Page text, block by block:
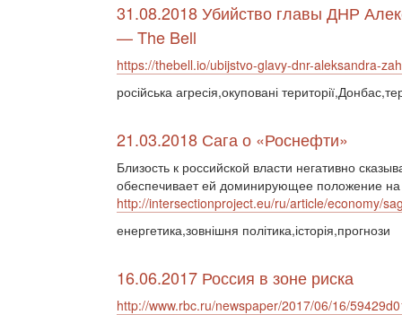
31.08.2018 Убийство главы ДНР
— The Bell
https://thebell.io/ubijstvo-glavy-dnr-aleksandra-
російська агресія,окуповані
21.03.2018 Сага о «Роснефти»
Близость к российской власти негативно
обеспечивает ей доминирующее положение
http://intersectionproject.eu/ru/article/economy/
енергетика,зовнішня політика,історія,прогнози
16.06.2017 Россия в зоне риска
http://www.rbc.ru/newspaper/2017/06/16/